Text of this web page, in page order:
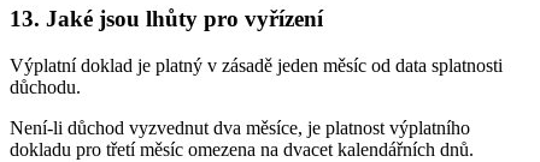
13. Jaké jsou lhůty pro vyřízení
Výplatní doklad je platný v zásadě jeden měsíc od data splatnosti
důchodu.
Není-li důchod vyzvednut dva měsíce, je platnost výplatního
dokladu pro třetí měsíc omezena na dvacet kalendářních dnů.